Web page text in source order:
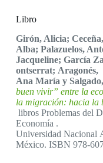
Libro
Girón, Alicia;
Alba; Palazuelos,
Jacqueline; García
ontserrat; Aragonés,
Ana María y
buen vivir” entre la
la migración: hacia la
libros Problemas del
Economía .
Universidad Nacional
México. ISBN 978-